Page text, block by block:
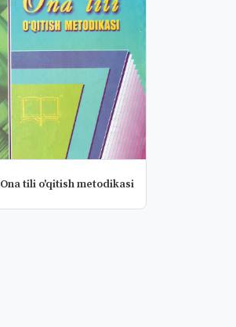
Ona tili o'qitish metodikasi